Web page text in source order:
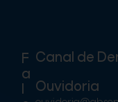
F
a
l
Canal de
Ouvidoria